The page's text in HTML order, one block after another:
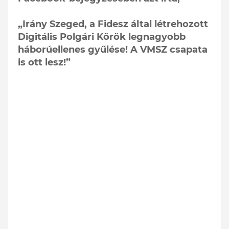
„Irány Szeged, a Fidesz által létrehozott
Digitális Polgári Körök legnagyobb
háborúellenes gyűlése! A VMSZ csapata
is ott lesz!”